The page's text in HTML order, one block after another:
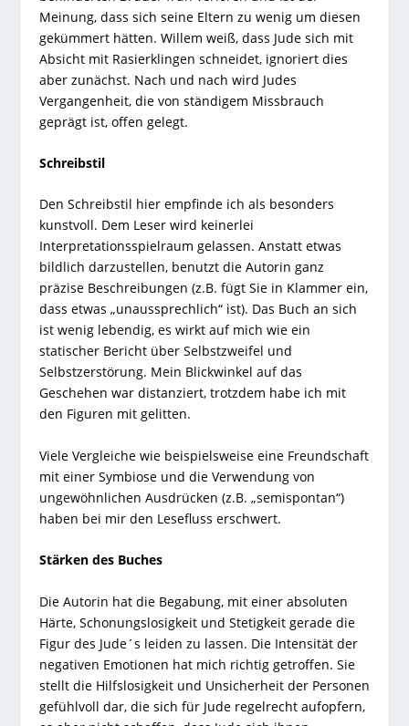
Meinung, dass sich seine Eltern zu wenig um diesen
gekümmert hätten. Willem weiß, dass Jude sich mit
Absicht mit Rasierklingen schneidet, ignoriert dies
aber zunächst. Nach und nach wird Judes
Vergangenheit, die von ständigem Missbrauch
geprägt ist, offen gelegt.
Schreibstil
Den Schreibstil hier empfinde ich als besonders
kunstvoll. Dem Leser wird keinerlei
Interpretationsspielraum gelassen. Anstatt etwas
bildlich darzustellen, benutzt die Autorin ganz
präzise Beschreibungen (z.B. fügt Sie in Klammer ein,
dass etwas „unaussprechlich“ ist). Das Buch an sich
ist wenig lebendig, es wirkt auf mich wie ein
statischer Bericht über Selbstzweifel und
Selbstzerstörung. Mein Blickwinkel auf das
Geschehen war distanziert, trotzdem habe ich mit
den Figuren mit gelitten.
Viele Vergleiche wie beispielsweise eine Freundschaft
mit einer Symbiose und die Verwendung von
ungewöhnlichen Ausdrücken (z.B. „semispontan“)
haben bei mir den Lesefluss erschwert.
Stärken des Buches
Die Autorin hat die Begabung, mit einer absoluten
Härte, Schonungslosigkeit und Stetigkeit gerade die
Figur des Jude´s leiden zu lassen. Die Intensität der
negativen Emotionen hat mich richtig getroffen. Sie
stellt die Hilfslosigkeit und Unsicherheit der Personen
gefühlvoll dar, die sich für Jude regelrecht aufopfern,